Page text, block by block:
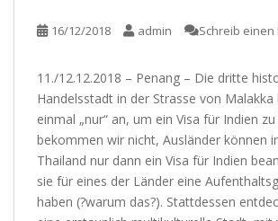
16/12/2018 admin Schreib
11./12.12.2018 – Penang – Die dritte
Handelsstadt in der Strasse von
einmal „nur“ an, um ein Visa für Indien
bekommen wir nicht, Ausländer können
Thailand nur dann ein Visa für Indien
sie für eines der Länder eine
haben (?warum das?). Stattdessen